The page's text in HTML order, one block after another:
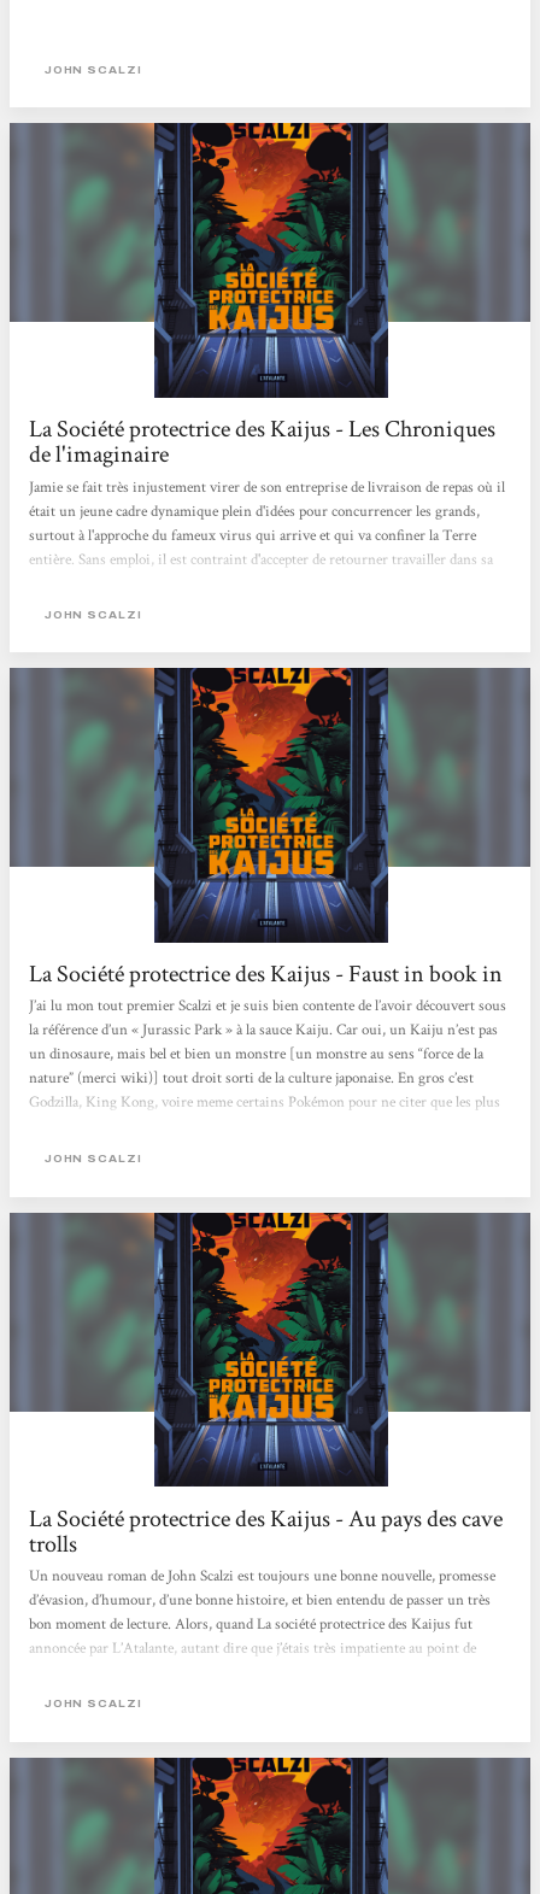
JOHN SCALZI
La Société protectrice des Kaijus - Les Chroniques
de l'imaginaire
Jamie se fait très injustement virer de son entreprise de livraison de repas où il
était un jeune cadre dynamique plein d'idées pour concurrencer les grands,
surtout à l'approche du fameux virus qui arrive et qui va confiner la Terre
entière. Sans emploi, il est contraint d'accepter de retourner travailler dans sa
fac, Tom. Au bout de plusieurs livraisons, Tom lui propose de venir travailler
secrets qui entourent cette fameuse société dont...
JOHN SCALZI
La Société protectrice des Kaijus - Faust in book in
J’ai lu mon tout premier Scalzi et je suis bien contente de l’avoir découvert sous
la référence d’un « Jurassic Park » à la sauce Kaiju. Car oui, un Kaiju n’est pas
un dinosaure, mais bel et bien un monstre [un monstre au sens “force de la
nature” (merci wiki)] tout droit sorti de la culture japonaise. En gros c’est
Godzilla, King Kong, voire meme certains Pokémon pour ne citer que les plus
plus gros !Nous suivons ici Jamie, qui va se voir offrir un poste au sein d’une
JOHN SCALZI
La Société protectrice des Kaijus - Au pays des cave
trolls
Un nouveau roman de John Scalzi est toujours une bonne nouvelle, promesse
d’évasion, d’humour, d’une bonne histoire, et bien entendu de passer un très
bon moment de lecture. Alors, quand La société protectrice des Kaijus fut
annoncée par L’Atalante, autant dire que j’étais très impatiente au point de
évoquées: oui dans l’ensemble.[...] Kaijū est un mot japonais désignant des
la notion de force de la nature, devant...
JOHN SCALZI